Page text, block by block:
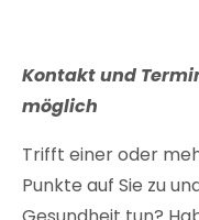
Kontakt und
möglich
Trifft einer oder
Punkte auf Sie zu